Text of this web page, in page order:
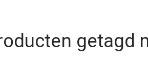
getagd